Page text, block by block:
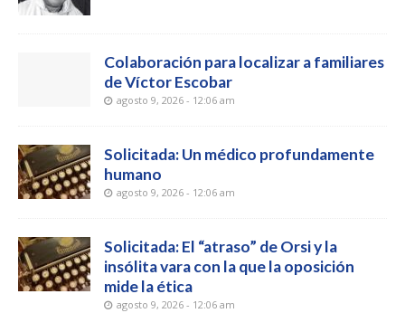
Colaboración para localizar a familiares
de Víctor Escobar
agosto 9, 2026 - 12:06 am
Solicitada: Un médico profundamente
humano
agosto 9, 2026 - 12:06 am
Solicitada: El “atraso” de Orsi y la
insólita vara con la que la oposición
mide la ética
agosto 9, 2026 - 12:06 am